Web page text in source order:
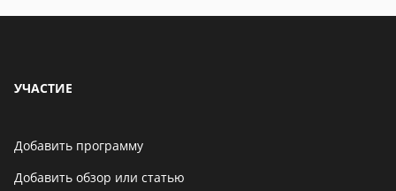
УЧАСТИЕ
Добавить программу
Добавить обзор или статью